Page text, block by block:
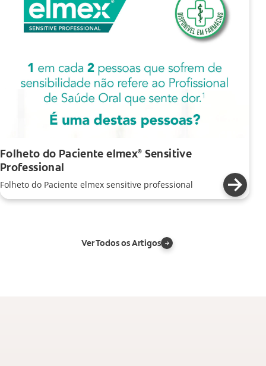
Folheto do Paciente elmex® Sensitive
Professional
Folheto do Paciente elmex sensitive professional
Ver Todos os Artigos